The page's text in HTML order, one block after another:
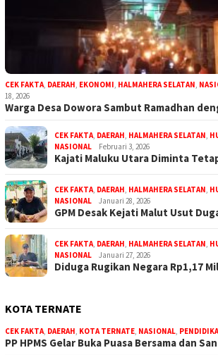
CEK FAKTA, DAERAH, EKONOMI, HALMAHERA SELATAN,
18, 2026
Warga Desa Dowora Sambut Ramadhan
CEK FAKTA, DAERAH, HALMAHERA SELATAN,
NASIONAL
Februari 3, 2026
Kajati Maluku Utara Diminta
CEK FAKTA, DAERAH, HALMAHERA SELATAN,
NASIONAL
Januari 28, 2026
GPM Desak Kejati Malut Usut
CEK FAKTA, DAERAH, HALMAHERA SELATAN,
NASIONAL
Januari 27, 2026
Diduga Rugikan Negara Rp1,17
KOTA TERNATE
CEK FAKTA, DAERAH, KOTA TERNATE, NASIONAL,
PP HPMS Gelar Buka Puasa Bersama dan